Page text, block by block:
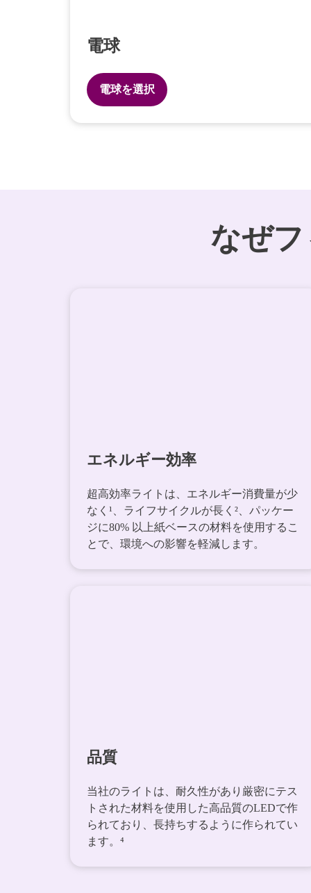
電球
電球を選択
なぜ
エネルギー効率
超高効率ライトは、エネルギー消費量が少
なく¹、ライフサイクルが長く²、パッケー
ジに80% 以上紙ベースの材料を使用するこ
とで、環境への影響を軽減します。
品質
当社のライトは、耐久性があり厳密にテス
トされた材料を使用した高品質のLEDで作
られており、長持ちするように作られてい
ます。⁴